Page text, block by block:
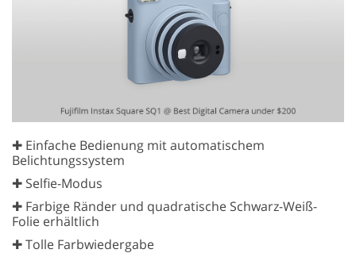
✚ Einfache Bedienung mit automatischem
Belichtungssystem
✚ Selfie-Modus
✚ Farbige Ränder und quadratische Schwarz-Weiß-
Folie erhältlich
✚ Tolle Farbwiedergabe